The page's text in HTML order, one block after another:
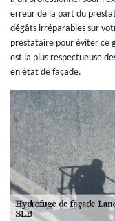
erreur de la part du
dégâts irréparables sur
prestataire pour éviter ce
est la plus respectueuse
en état de façade.